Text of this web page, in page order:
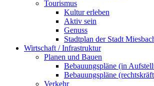
Tourismus
Kultur erleben
Aktiv sein
Genuss
Stadtplan der Stadt
Wirtschaft / Infrastruktur
Planen und Bauen
Bebauungspläne (in
Bebauungspläne
Verkehr